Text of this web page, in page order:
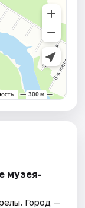
музея-
. Город —